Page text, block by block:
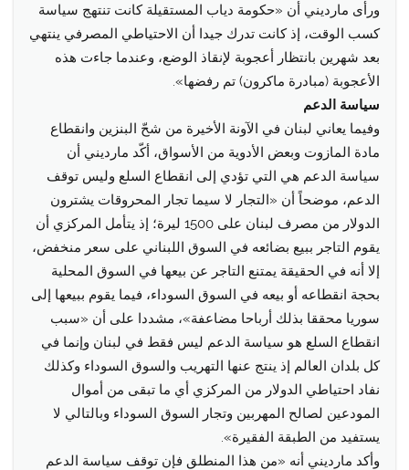
ورأى مارديني أن «حكومة دياب المستقيلة كانت تنتهج سياسة
كسب الوقت، إذ كانت تدرك جيدا أن الاحتياطي المصرفي ينتهي
بعد شهرين بانتظار أعجوبة لإنقاذ الوضع، وعندما جاءت هذه
الأعجوبة (مبادرة ماكرون) تم رفضها».
سياسة الدعم
وفيما يعاني لبنان في الآونة الأخيرة من شحّ البنزين وانقطاع
مادة المازوت وبعض الأدوية من الأسواق، أكّد مارديني أن
سياسة الدعم هي التي تؤدي إلى انقطاع السلع وليس توقف
الدعم، موضحاً أن «التجار لا سيما تجار المحروقات يشترون
الدولار من مصرف لبنان على 1500 ليرة؛ إذ يتأمل المركزي أن
يقوم التاجر ببيع بضائعه في السوق اللبناني على سعر منخفض،
إلا أنه في الحقيقة يمتنع التاجر عن بيعها في السوق المحلية
بحجة انقطاعه أو بيعه في السوق السوداء، فيما يقوم ببيعها إلى
سوريا محققا بذلك أرباحا مضاعفة»، مشددا على أن «سبب
انقطاع السلع هو سياسة الدعم ليس فقط في لبنان وإنما في
كل بلدان العالم إذ ينتج عنها التهريب والسوق السوداء وكذلك
نفاد احتياطي الدولار من المركزي أي ما تبقى من أموال
المودعين لصالح المهربين وتجار السوق السوداء وبالتالي لا
يستفيد من الطبقة الفقيرة».
وأكد مارديني أنه «من هذا المنطلق فإن توقف سياسة الدعم